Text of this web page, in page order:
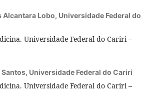
Alcantara Lobo, Universidade Federal do
Universidade Federal do Cariri –
Universidade Federal do Cariri
Universidade Federal do Cariri –